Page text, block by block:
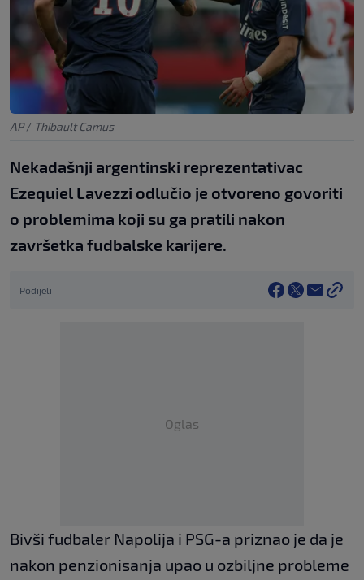
AP / Thibault Camus
Nekadašnji argentinski reprezentativac
Ezequiel Lavezzi odlučio je otvoreno govoriti
o problemima koji su ga pratili nakon
završetka fudbalske karijere.
Podijeli
Oglas
Bivši fudbaler Napolija i PSG-a priznao je da je
nakon penzionisanja upao u ozbiljne probleme